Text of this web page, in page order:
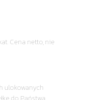
Cena netto, nie
ulokowanych